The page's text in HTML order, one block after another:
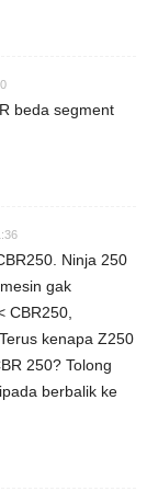
beda segment
Ninja 250
gak
CBR250,
kenapa Z250
250? Tolong
berbalik ke